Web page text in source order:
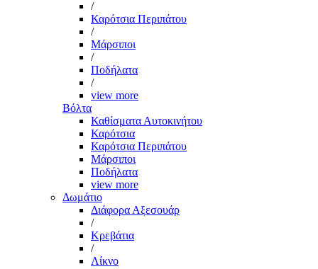
/
Καρότσια Περιπάτου
/
Μάρσιποι
/
Ποδήλατα
/
view more
Βόλτα
Καθίσματα Αυτοκινήτου
Καρότσια
Καρότσια Περιπάτου
Μάρσιποι
Ποδήλατα
view more
Δωμάτιο
Διάφορα Αξεσουάρ
/
Κρεβάτια
/
Λίκνο